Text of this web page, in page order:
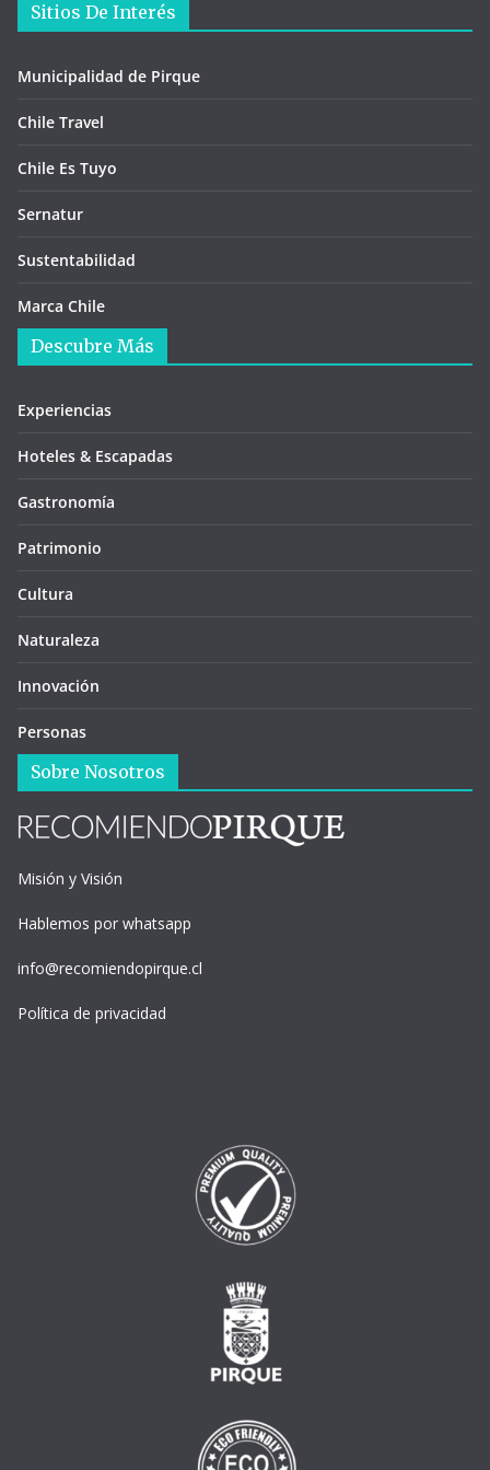
Sitios De Interés
Municipalidad de Pirque
Chile Travel
Chile Es Tuyo
Sernatur
Sustentabilidad
Marca Chile
Descubre Más
Experiencias
Hoteles & Escapadas
Gastronomía
Patrimonio
Cultura
Naturaleza
Innovación
Personas
Sobre Nosotros
Misión y Visión
Hablemos por whatsapp
info@recomiendopirque.cl
Política de privacidad